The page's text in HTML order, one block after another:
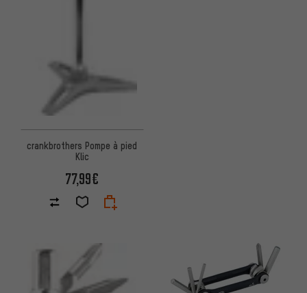
crankbrothers Pompe à pied
Klic
77,99€